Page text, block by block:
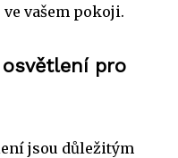
vašem pokoji.
pro
jsou důležitým